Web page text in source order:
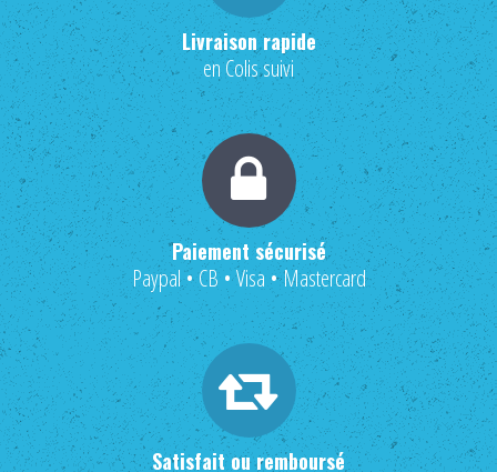
Livraison rapide
en Colis suivi
Paiement sécurisé
Paypal • CB • Visa • Mastercard
Satisfait ou remboursé